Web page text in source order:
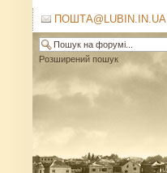
ПОШТА@LUBIN.IN.UA
Розширений пошук